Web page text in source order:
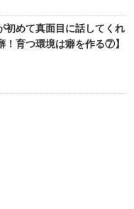
初めて真面目に話してくれ
！育つ環境は癖を作る⑦】